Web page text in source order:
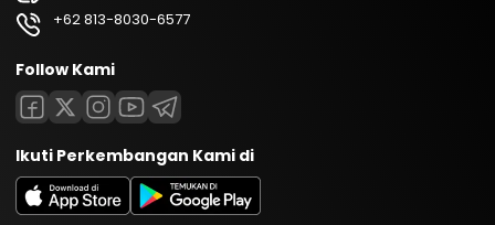
+62 813-8030-6577
Follow Kami
Ikuti Perkembangan Kami di